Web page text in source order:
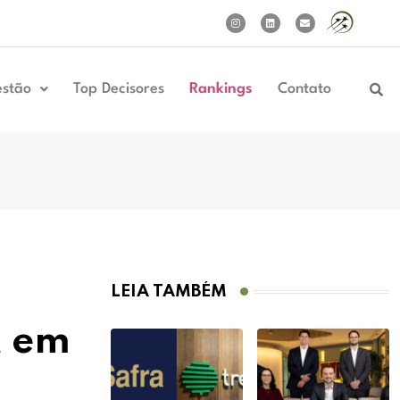
Top Decisores Rankings Contato
em
LEIA TAMBÉM